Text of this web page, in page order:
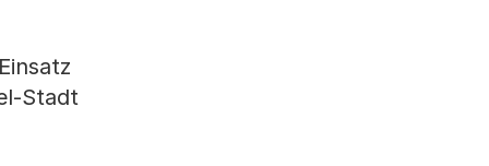
Stadt